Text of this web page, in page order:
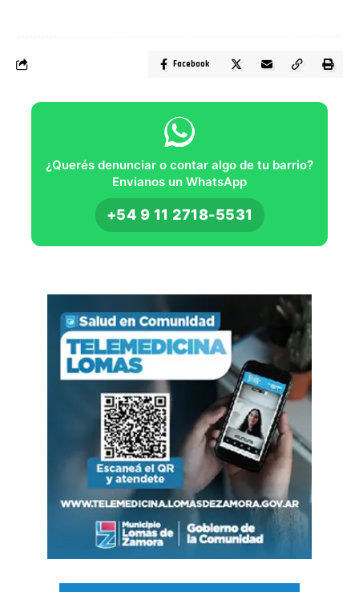
Facebook
¿Querés denunciar o contar algo de tu barrio?
Envianos un WhatsApp
+54 9 11 2718-5531